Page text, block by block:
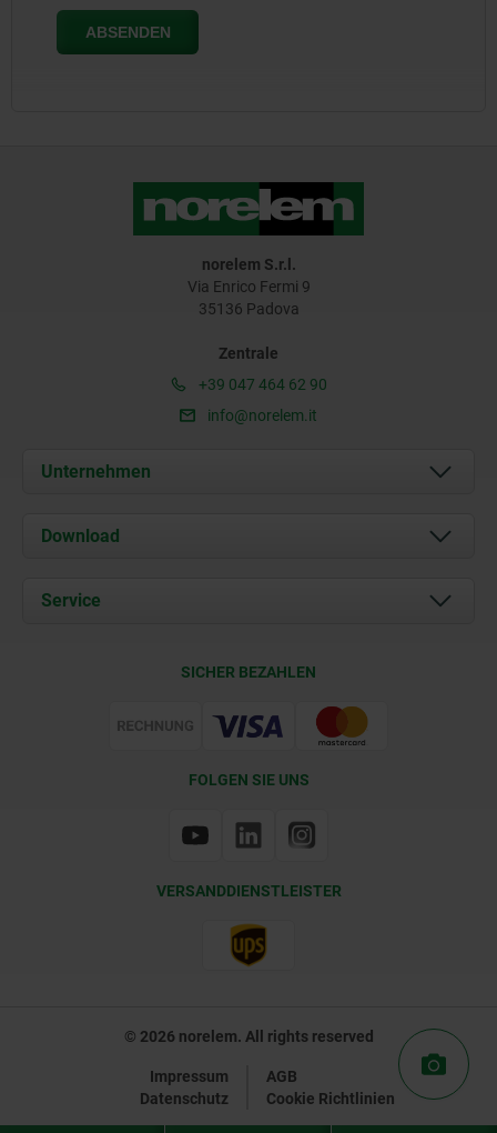
norelem S.r.l.
Via Enrico Fermi 9
35136 Padova
Zentrale
+39 047 464 62 90
info@norelem.it
Unternehmen
Über uns
Kontakt
Download
Dokumente
Service
SICHER BEZAHLEN
FOLGEN SIE UNS
VERSANDDIENSTLEISTER
© 2026 norelem. All rights reserved
Impressum
AGB
Datenschutz
Cookie Richtlinien